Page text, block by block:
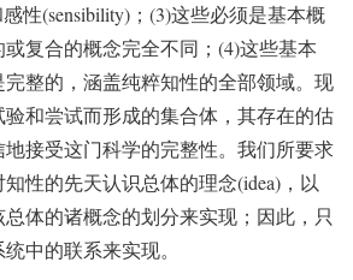
性(sensibility)；(3)这些必须是基本概
复合的概念完全不同；(4)这些基本
整的，涵盖纯粹知性的全部领域。现
和尝试而形成的集合体，其存在的估
接受这门科学的完整性。我们所要求
性的先天认识总体的理念(idea)，以
体的诸概念的划分来实现；因此，只
中的联系来实现。